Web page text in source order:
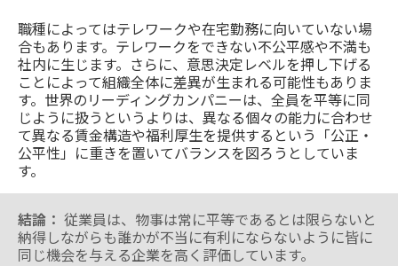
職種によってはテレワークや在宅勤務に向いていない場
合もあります。テレワークをできない不公平感や不満も
社内に生じます。さらに、意思決定レベルを押し下げる
ことによって組織全体に差異が生まれる可能性もありま
す。世界のリーディングカンパニーは、全員を平等に同
じように扱うというよりは、異なる個々の能力に合わせ
て異なる賃金構造や福利厚生を提供するという「公正・
公平性」に重きを置いてバランスを図ろうとしていま
す。
結論： 従業員は、物事は常に平等であるとは限らないと
納得しながらも誰かが不当に有利にならないように皆に
同じ機会を与える企業を高く評価しています。